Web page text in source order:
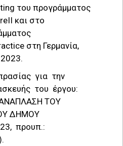
του προγράμματος
και στο
στη Γερμανία,
για την
του έργου:
ΑΝΑΠΛΑΣΗ ΤΟΥ
ΔΗΜΟΥ
προυπ.: